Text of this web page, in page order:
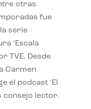
otras
fue
serie
‘Escala
TVE. Desde
Carmen
el podcast ‘El
consejo lector.